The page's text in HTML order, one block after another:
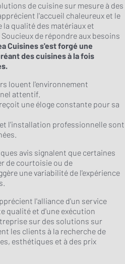
de cuisine sur mesure à des
l'accueil chaleureux et le
qualité des matériaux et
de répondre aux besoins
Cuisines s'est forgé une
des cuisines à la fois
louent l'environnement
attentif.
une éloge constante pour sa
l'installation professionnelle sont
avis signalent que certaines
de courtoisie ou de
une variabilité de l'expérience
l'alliance d'un service
qualité et d'une exécution
sur des solutions sur
les clients à la recherche de
esthétiques et à des prix